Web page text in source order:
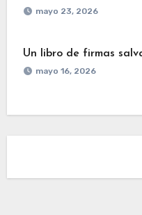
mayo 23, 2026
Un libro de firmas
mayo 16, 2026